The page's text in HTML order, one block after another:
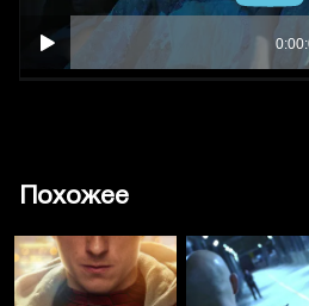
Похожее